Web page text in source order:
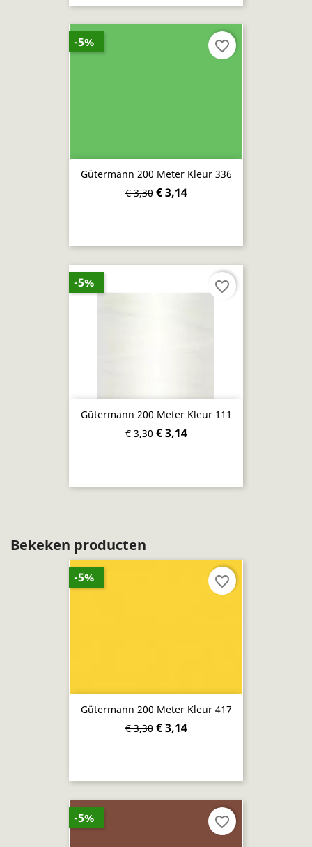
Gütermann 200 Meter Kleur 336
€ 3,30 € 3,14
-5% favorite_border
Gütermann 200 Meter Kleur 111
€ 3,30 € 3,14
-5% favorite_border
Bekeken producten
Gütermann 200 Meter Kleur 417
€ 3,30 € 3,14
-5% favorite_border
-5% favorite_border